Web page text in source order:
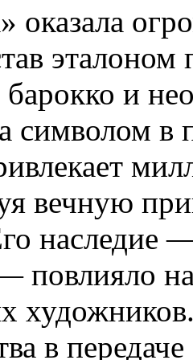
оказала
и
символом в
вечную
наследие
повлияло
в